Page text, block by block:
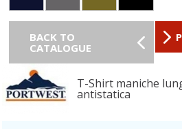
BACK TO
CATALOGUE
T-Shirt maniche
antistatica